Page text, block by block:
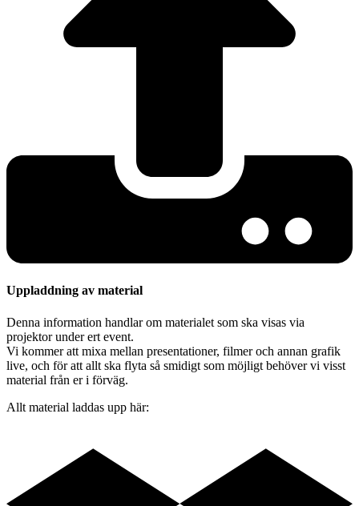
Uppladdning av material
Denna information handlar om materialet som ska visas via
projektor under ert event.
Vi kommer att mixa mellan presentationer, filmer och annan grafik
live, och för att allt ska flyta så smidigt som möjligt behöver vi visst
material från er i förväg.
Allt material laddas upp här: